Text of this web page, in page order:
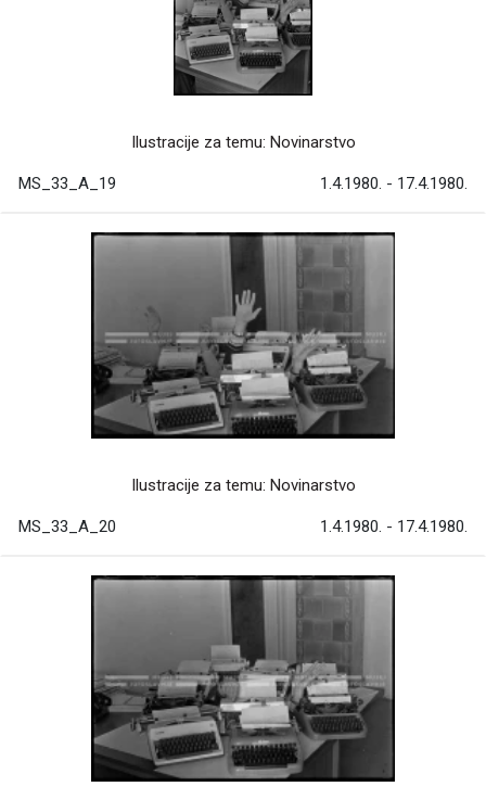
Ilustracije za temu: Novinarstvo
MS_33_A_19 1.4.1980. - 17.4.1980.
Ilustracije za temu: Novinarstvo
MS_33_A_20 1.4.1980. - 17.4.1980.